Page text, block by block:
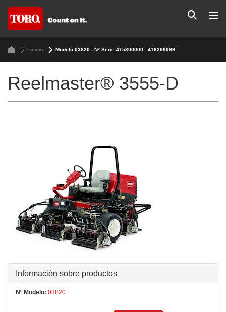
Piezas Modelo 03820 - Nº Serie 415300000 - 416299999
Reelmaster® 3555-D
Información sobre productos
Nº Modelo: 03820